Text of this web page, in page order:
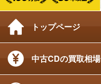
トップページ
中古CDの買取相場